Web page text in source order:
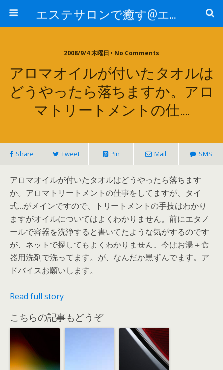
エステサロンで癒す@エステ～全国エステ情報
2008/9/4 木曜日 • No Comments
アロマオイルが付いたタオルは
どうやったら落ちますか。アロ
マトリートメントの仕….
Share Tweet Pin Mail SMS
アロマオイルが付いたタオルはどうやったら落ちます
か。アロマトリートメントの仕事をしてますが、タイ
式…がメインですので、トリートメントの手技はわかり
ますがオイルについてはよくわかりません。前にエタノ
ールで容器を洗浄すると書いてたような気がするのです
が、ネットで探してもよくわかりません。今はお湯＋食
器用洗剤で洗ってます。が、なんだか黒ずんでます。ア
ドバイスお願いします。
Read full story
こちらの記事もどうぞ